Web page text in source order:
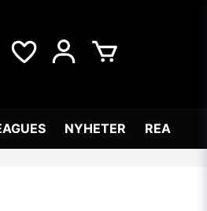
NYHETER REA